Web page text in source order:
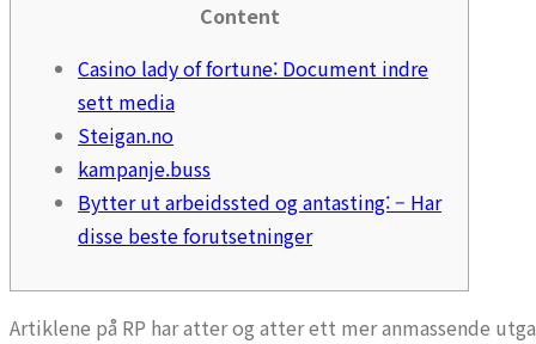
Content
Casino lady of fortune: Document indre
sett media
Steigan.no
kampanje.buss
Bytter ut arbeidssted og antasting: – Har
disse beste forutsetninger
Artiklene på RP har atter og atter ett mer anmassende